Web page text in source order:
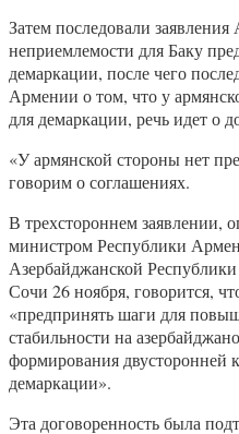
Затем последовали
неприемлемости для Баку
демаркации, после чего
Армении о том, что у
для демаркации, речь идет о
«У армянской стороны нет
говорим о соглашениях.
В трехстороннем заявлении,
министром Республики
Азербайджанской
Сочи 26 ноября, говорится,
«предпринять шаги для
стабильности на
формирования двусторонней
демаркации».
Эта договоренность была